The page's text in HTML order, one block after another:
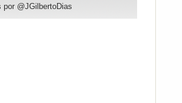
por @JGilbertoDias